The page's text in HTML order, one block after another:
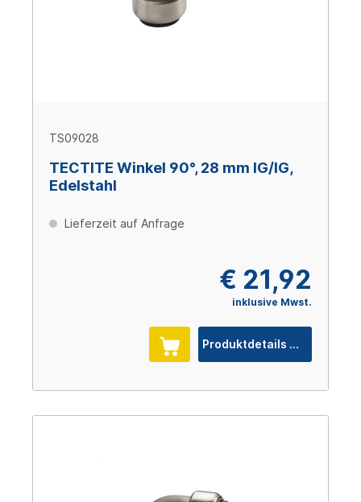
TS09028
TECTITE Winkel 90°, 28 mm IG/IG,
Edelstahl
Lieferzeit auf Anfrage
€ 21,92
inklusive Mwst.
Produktdetails